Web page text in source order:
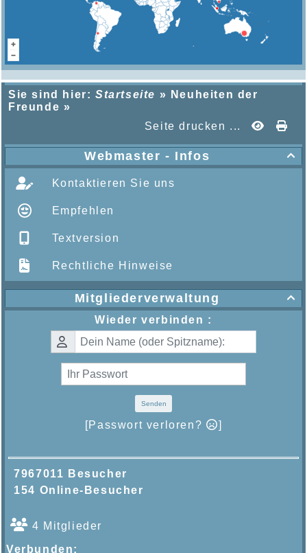
Sie sind hier: Startseite » Neuheiten der
Freunde »
Seite drucken ...

Webmaster - Infos
Kontaktieren Sie uns
Empfehlen
Textversion
Rechtliche Hinweise

Mitgliederverwaltung
Wieder verbinden :
Senden
[Passwort verloren? ]
7967011 Besucher
154 Online-Besucher
4 Mitglieder
Verbunden: